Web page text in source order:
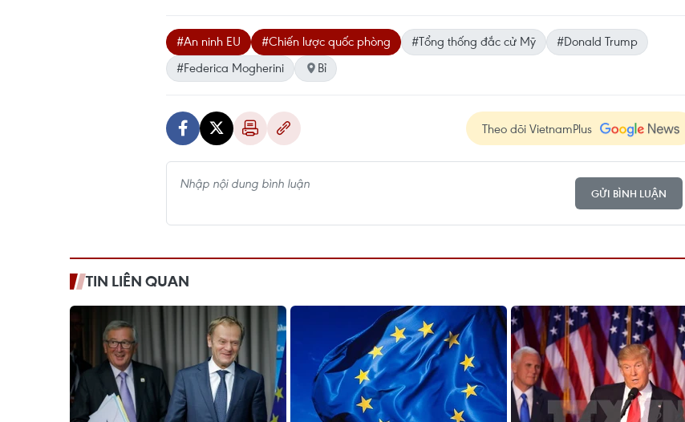
#An ninh EU #Chiến lược quốc phòng #Tổng thống đắc cử Mỹ
#Donald Trump
#Federica Mogherini
Bỉ
Theo dõi VietnamPlus
GỬI BÌNH LUẬN
TIN LIÊN QUAN